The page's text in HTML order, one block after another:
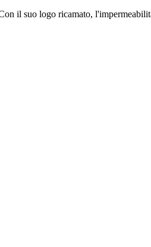
il suo logo ricamato,